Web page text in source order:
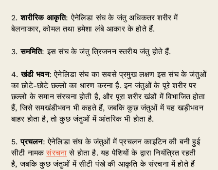
2.शारीरिक आकृति: ऐनेलिडा संघ के जंतु अधिकतर शरीर में
बेलनाकार, कोमल तथा हमेशा लंबे आकार के होते हैं.
3.सममिति: इस संघ के जंतु त्रिजनन स्तरीय जंतु होते हैं.
4.खंडी भवन: ऐनेलिडा संघ का सबसे प्रमुख लक्षण इस संघ के जंतुओं
का छोटे-छोटे छल्लो का धारण करना है. इन जंतुओं के पूरे शरीर पर
छल्लो के समान संरचना होती है, और पूरा शरीर खंडों में विभाजित होता
हैं, जिसे समखंडीभवन भी कहते हैं, जबकि कुछ जंतुओं में यह खड़ीभवन
बाहर होता है, तो कुछ जंतुओं में आंतरिक भी होता है.
5.प्रचलन: ऐनेलिडा संघ के जंतुओं में प्रचलन काइटिन की बनी हुई
सीटी नामकसंरचना से होता है. यह पेशियों के द्वारा नियंत्रित रहती
है, जबकि कुछ जंतुओं में सीटी पंखे की आकृति के संरचना में होते हैं